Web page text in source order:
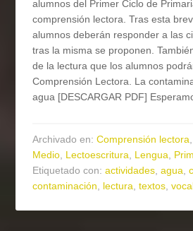
alumnos del Primer Ciclo de
comprensión lectora. Tras esta
alumnos deberán responder a las
tras la misma se proponen.
de la lectura que los alumnos
Comprensión Lectora. La
agua [DESCARGAR PDF]
Archivado en:Comprensión lectora
Medio Lectoescritura Lengua
Etiquetado con:actividades ,agua ,
contaminación
lectura ,textos ,